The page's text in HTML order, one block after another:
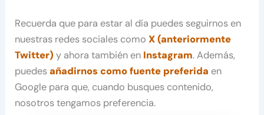
Recuerda que para estar al día puedes seguirnos en
nuestras redes sociales comoX (anteriormente
Twitter) y ahora también en Instagram. Además,
puedesañadirnos como fuente preferida en
Google para que, cuando busques contenido,
nosotros tengamos preferencia.